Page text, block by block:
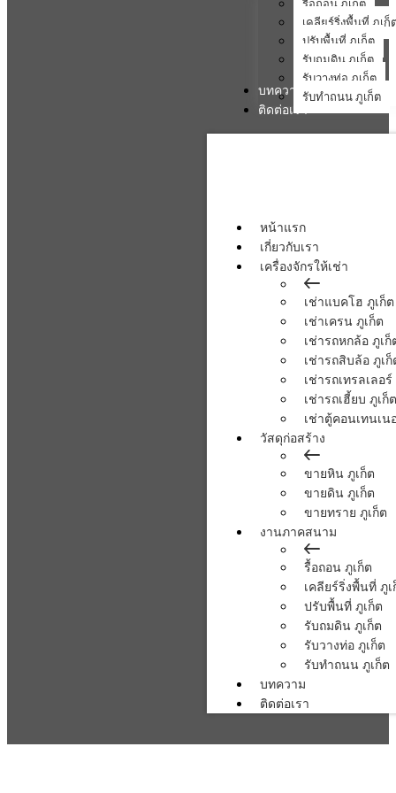
รื้อถอน ภูเก็ต
เคลียร์ริ่งพื้นที่ ภูเก็
ปรับพื้นที่ ภูเก็ต
รับถมดิน ภูเก็ต
รับวางท่อ ภูเก็ต
รับทำถนน ภูเก็ต
บทความ
ติดต่อเรา
หน้าแรก
เกี่ยวกับเรา
เครื่องจักรให้เช่า
เช่าแบคโฮ ภูเก็ต
เช่าเครน ภูเก็ต
เช่ารถหกล้อ ภูเก็
เช่ารถสิบล้อ ภูเ
เช่ารถเทรลเลอ
เช่ารถเฮี้ยบ ภูเก็ต
เช่าตู้คอนเทนเน
วัสดุก่อสร้าง
ขายหิน ภูเก็ต
ขายดิน ภูเก็ต
ขายทราย ภูเก็ต
งานภาคสนาม
รื้อถอน ภูเก็ต
เคลียร์ริ่งพื้นที่ ภู
ปรับพื้นที่ ภูเก็ต
รับถมดิน ภูเก็ต
รับวางท่อ ภูเก็ต
รับทำถนน ภูเก็ต
บทความ
ติดต่อเรา